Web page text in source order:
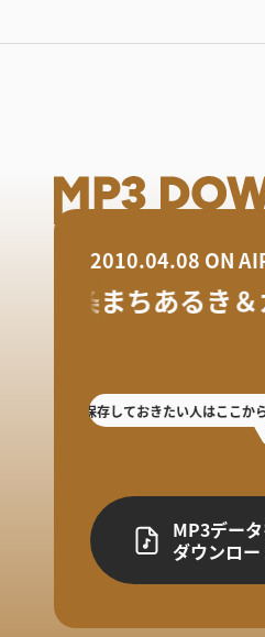
した人や保存しておきたい人はここからダ
2010.04.08 ON
燕三条まちあるき＆
MP3デー
ダウンロ